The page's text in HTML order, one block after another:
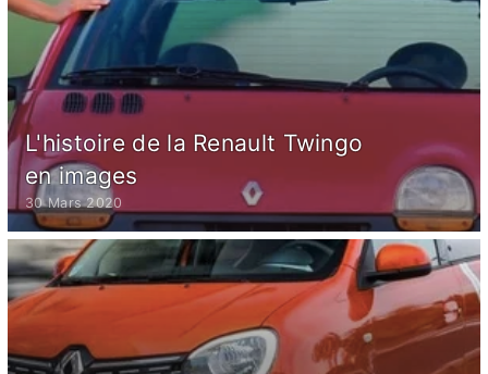
L'histoire de la Renault Twingo
en images
30 Mars 2020